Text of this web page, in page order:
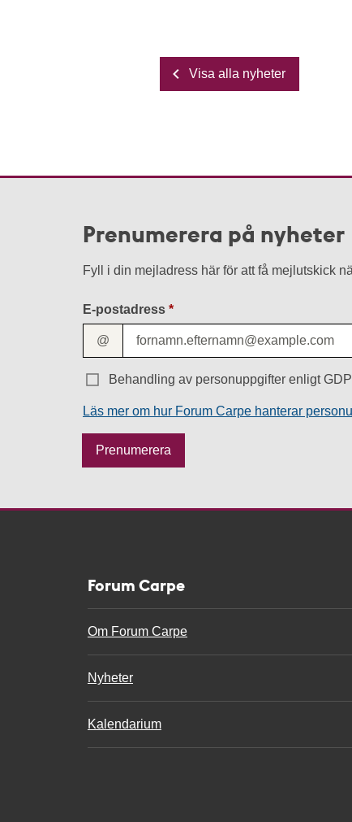
Visa alla nyheter
Prenumerera på nyheter
Fyll i din mejladress här för att få mejlutskick
E-postadress
@
Behandling av personuppgifter enligt
Läs mer om hur Forum Carpe hanterar
Prenumerera
Forum Carpe
Om Forum Carpe
Nyheter
Kalendarium